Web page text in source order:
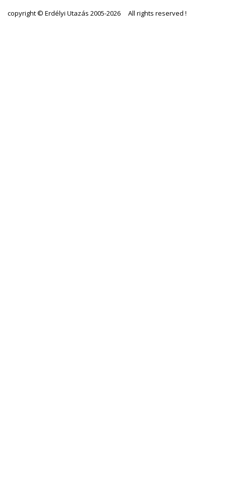
copyright © Erdélyi Utazás 2005-2026 All rights reserved !